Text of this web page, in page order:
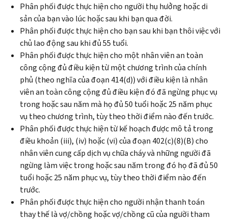
Phân phối được thực hiện cho người thụ hưởng hoặc di
sản của bạn vào lúc hoặc sau khi bạn qua đời.
Phân phối được thực hiện cho bạn sau khi bạn thôi việc với
chủ lao động sau khi đủ 55 tuổi.
Phân phối được thực hiện cho một nhân viên an toàn
công cộng đủ điều kiện từ một chương trình của chính
phủ (theo nghĩa của đoạn 414(d)) với điều kiện là nhân
viên an toàn công cộng đủ điều kiện đó đã ngừng phục vụ
trong hoặc sau năm mà họ đủ 50 tuổi hoặc 25 năm phục
vụ theo chương trình, tùy theo thời điểm nào đến trước.
Phân phối được thực hiện từ kế hoạch được mô tả trong
điều khoản (iii), (iv) hoặc (vi) của đoạn 402(c)(8)(B) cho
nhân viên cung cấp dịch vụ chữa cháy và những người đã
ngừng làm việc trong hoặc sau năm trong đó họ đã đủ 50
tuổi hoặc 25 năm phục vụ, tùy theo thời điểm nào đến
trước.
Phân phối được thực hiện cho người nhận thanh toán
thay thế là vợ/chồng hoặc vợ/chồng cũ của người tham